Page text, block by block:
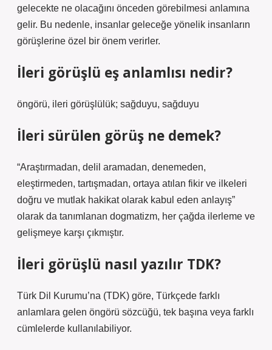
gelecekte ne olacağını önceden görebilmesi anlamına
gelir. Bu nedenle, insanlar geleceğe yönelik insanların
görüşlerine özel bir önem verirler.
İleri görüşlü eş anlamlısı nedir?
öngörü, ileri görüşlülük; sağduyu, sağduyu
İleri sürülen görüş ne demek?
“Araştırmadan, delil aramadan, denemeden,
eleştirmeden, tartışmadan, ortaya atılan fikir ve ilkeleri
doğru ve mutlak hakikat olarak kabul eden anlayış”
olarak da tanımlanan dogmatizm, her çağda ilerleme ve
gelişmeye karşı çıkmıştır.
İleri görüşlü nasıl yazılır TDK?
Türk Dil Kurumu’na (TDK) göre, Türkçede farklı
anlamlara gelen öngörü sözcüğü, tek başına veya farklı
cümlelerde kullanılabiliyor.